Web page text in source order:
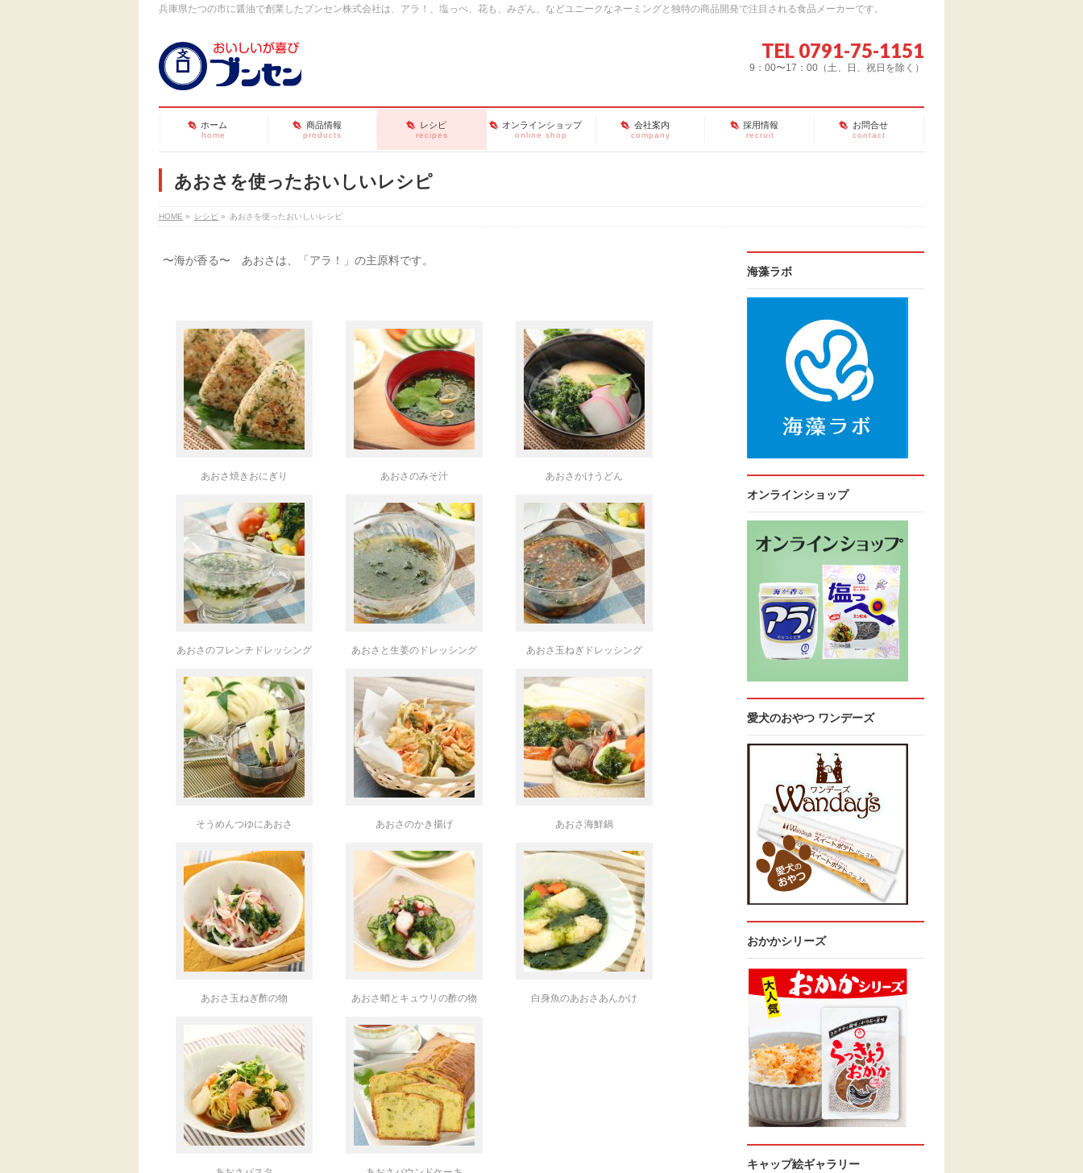
兵庫県たつの市に醤油で創業したブンセン株式会社は、アラ！、塩っぺ、花も、みざん、などユニークなネーミングと独特の商品開発で注目される食品メーカーです。
TEL 0791-75-1151
9：00〜17：00（土、日、祝日を除く）
ホーム
home
商品情報
products
レシピ
recipes
オンラインショップ
online shop
会社案内
company
採用情報
recruit
お問合せ
contact
あおさを使ったおいしいレシピ
HOME » レシピ » あおさを使ったおいしいレシピ
〜海が香る〜 あおさは、「アラ！」の主原料です。
あおさ焼きおにぎり あおさのみそ汁 あおさかけうどん
あおさのフレンチドレッシング あおさと生姜のドレッシング あおさ玉ねぎドレッシング
そうめんつゆにあおさ あおさのかき揚げ あおさ海鮮鍋
あおさ玉ねぎ酢の物 あおさ蛸とキュウリの酢の物 白身魚のあおさあんかけ
海藻ラボ
オンラインショップ
愛犬のおやつ ワンデーズ
おかかシリーズ
キャップ絵ギャラリー